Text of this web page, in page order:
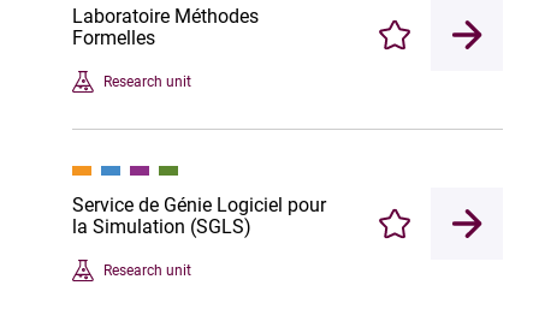
Laboratoire Méthodes
Formelles
Research unit
Enregistrer
Service de Génie Logiciel pour
la Simulation (SGLS)
Research unit
Enregistrer